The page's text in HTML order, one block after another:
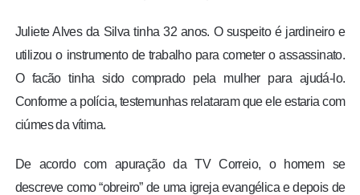
Juliete Alves da Silva tinha 32 anos. O suspeito é jardineiro e
utilizou o instrumento de trabalho para cometer o assassinato.
O facão tinha sido comprado pela mulher para ajudá-lo.
Conforme a polícia, testemunhas relataram que ele estaria com
ciúmes da vítima.
De acordo com apuração da TV Correio, o homem se
descreve como “obreiro” de uma igreja evangélica e depois de